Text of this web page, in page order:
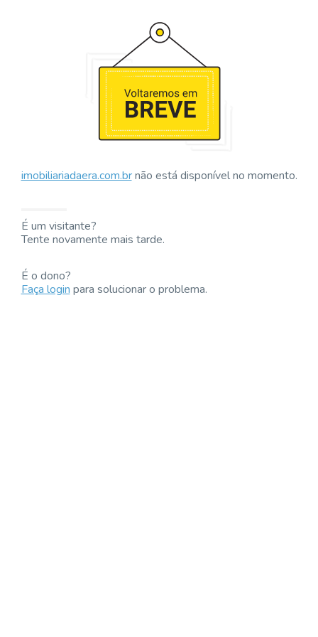
imobiliariadaera.com.brnão está disponível no momento.
É um visitante?
Tente novamente mais tarde.
É o dono?
Faça loginpara solucionar o problema.